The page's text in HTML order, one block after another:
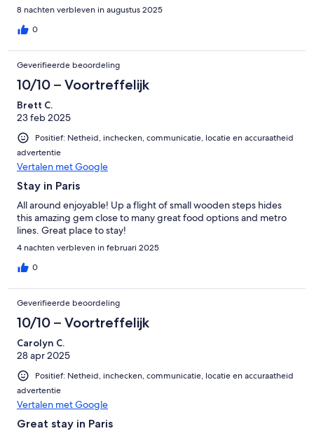
8 nachten verbleven in augustus 2025
0
Geverifieerde beoordeling
10/10 – Voortreffelijk
Brett C.
23 feb 2025
Positief: Netheid, inchecken, communicatie, locatie en accuraatheid
advertentie
Vertalen met Google
Stay in Paris
All around enjoyable! Up a flight of small wooden steps hides
this amazing gem close to many great food options and metro
lines. Great place to stay!
4 nachten verbleven in februari 2025
0
Geverifieerde beoordeling
10/10 – Voortreffelijk
Carolyn C.
28 apr 2025
Positief: Netheid, inchecken, communicatie, locatie en accuraatheid
advertentie
Vertalen met Google
Great stay in Paris